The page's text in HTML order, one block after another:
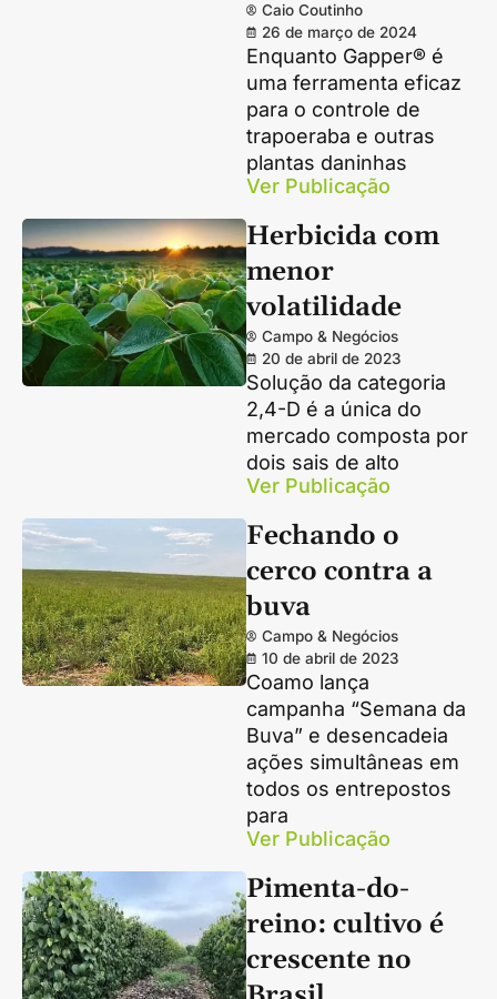
Caio Coutinho
26 de março de 2024
Enquanto Gapper® é
uma ferramenta eficaz
para o controle de
trapoeraba e outras
plantas daninhas
Ver Publicação
Herbicida com
menor
volatilidade
Campo & Negócios
20 de abril de 2023
Solução da categoria
2,4-D é a única do
mercado composta por
dois sais de alto
Ver Publicação
Fechando o
cerco contra a
buva
Campo & Negócios
10 de abril de 2023
Coamo lança
campanha “Semana da
Buva” e desencadeia
ações simultâneas em
todos os entrepostos
para
Ver Publicação
Pimenta-do-
reino: cultivo é
crescente no